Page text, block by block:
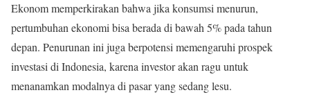
Ekonom memperkirakan bahwa jika konsumsi menurun,
pertumbuhan ekonomi bisa berada di bawah 5% pada tahun
depan. Penurunan ini juga berpotensi memengaruhi prospek
investasi di Indonesia, karena investor akan ragu untuk
menanamkan modalnya di pasar yang sedang lesu.